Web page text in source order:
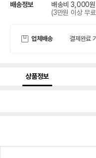
배송정보
배송비 3,000원
(3만원 이상 무
업체배송 결제완료
상품정보